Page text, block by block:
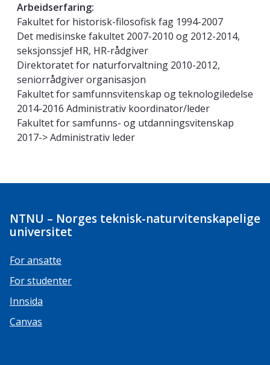
Arbeidserfaring:
Fakultet for historisk-filosofisk fag 1994-2007
Det medisinske fakultet 2007-2010 og 2012-2014,
seksjonssjef HR, HR-rådgiver
Direktoratet for naturforvaltning 2010-2012,
seniorrådgiver organisasjon
Fakultet for samfunnsvitenskap og teknologiledelse
2014-2016 Administrativ koordinator/leder
Fakultet for samfunns- og utdanningsvitenskap
2017-> Administrativ leder
NTNU – Norges teknisk-naturvitenskapelige
universitet
For ansatte
For studenter
Innsida
Canvas